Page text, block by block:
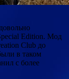
Edition. Мод
Club до
в таком
с более